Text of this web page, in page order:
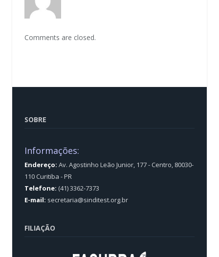
Comments are closed.
SOBRE
Informações:
Endereço: Av. Agostinho Leão Junior, 177 - Centro, 80030-
110 Curitiba - PR
Telefone: (41) 3362-7373
E-mail: secretaria@sinditest.org.br
FILIAÇÃO